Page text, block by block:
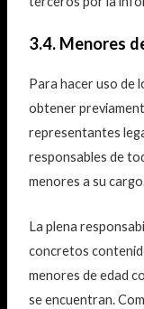
3.4. Menores
Para hacer uso de
obtener
representantes
responsables de
menores a su
La plena
concretos
menores de edad
se encuentran.